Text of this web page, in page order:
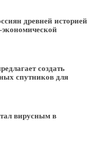
древней историей
создать
спутников для
вирусным в